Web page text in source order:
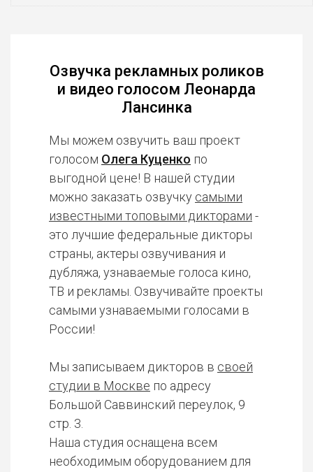
Озвучка рекламных роликов
и видео голосом Леонарда
Лансинка
Мы можем озвучить ваш проект
голосом Олега Куценко по
выгодной цене! В нашей студии
можно заказать озвучку самыми
известными топовыми дикторами -
это лучшие федеральные дикторы
страны, актеры озвучивания и
дубляжа, узнаваемые голоса кино,
ТВ и рекламы. Озвучивайте проекты
самыми узнаваемыми голосами в
России!
Мы записываем дикторов в своей
студии в Москве по адресу
Большой Саввинский переулок, 9
стр. 3.
Наша студия оснащена всем
необходимым оборудованием для